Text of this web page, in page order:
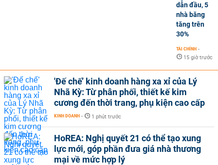
dẫn đầu, 5
nhà băng
tăng trên
30%
TÀI CHÍNH -
15 giờ trước
'Đế chế’ kinh doanh hàng xa xỉ của Lý
Nhã Kỳ: Từ phân phối, thiết kế kim
cương đến thời trang, phụ kiện cao cấp
KINH DOANH - 1 phút trước
HoREA: Nghị quyết 21 có thể tạo xung
lực mới, góp phần đưa giá nhà thương
mại về mức hợp lý